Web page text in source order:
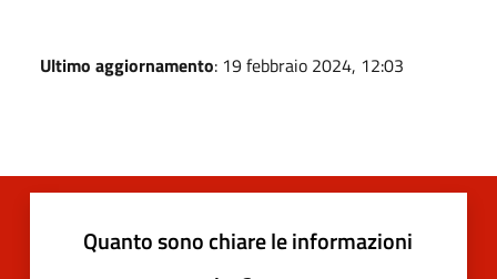
Ultimo aggiornamento: 19 febbraio 2024, 12:03
Quanto sono chiare le informazioni